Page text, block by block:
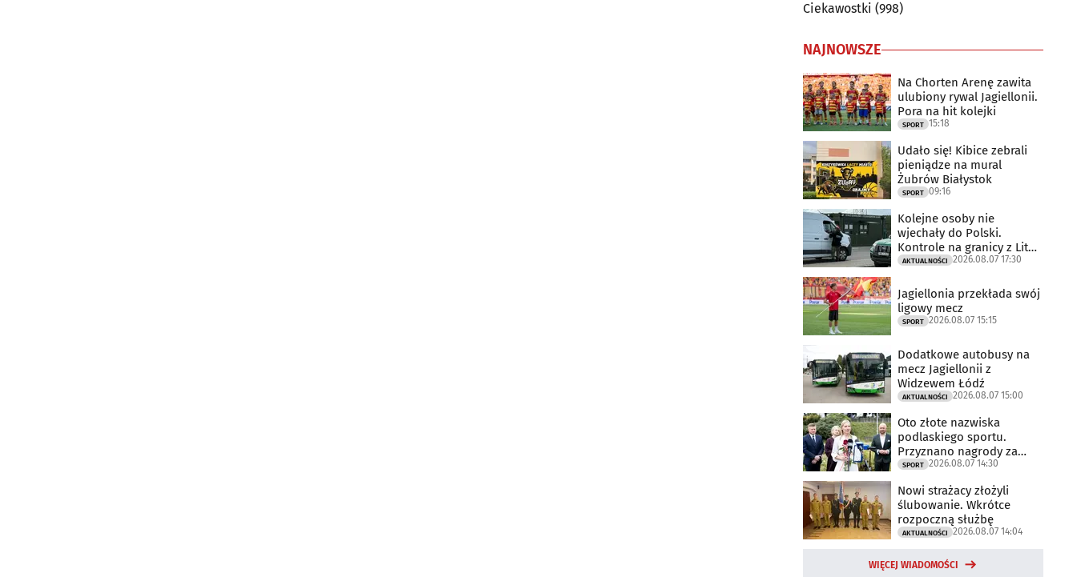
Ciekawostki (998)
NAJNOWSZE
Na Chorten Arenę zawita
ulubiony rywal Jagiellonii.
Pora na hit kolejki
SPORT 15:18
Udało się! Kibice zebrali
pieniądze na mural
Żubrów Białystok
SPORT 09:16
Kolejne osoby nie
wjechały do Polski.
Kontrole na granicy z Litwą
trwają
AKTUALNOŚCI 2026.08.07 17:30
Jagiellonia przekłada swój
ligowy mecz
SPORT 2026.08.07 15:15
Dodatkowe autobusy na
mecz Jagiellonii z
Widzewem Łódź
AKTUALNOŚCI 2026.08.07 15:00
Oto złote nazwiska
podlaskiego sportu.
Przyznano nagrody za
2025 rok
SPORT 2026.08.07 14:30
Nowi strażacy złożyli
ślubowanie. Wkrótce
rozpoczną służbę
AKTUALNOŚCI 2026.08.07 14:04
WIĘCEJ WIADOMOŚCI